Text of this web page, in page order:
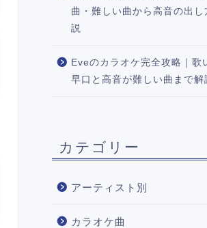
曲・難しい曲から高音の出し
説
Eveのカラオケ完全攻略｜歌
早口と高音が難しい曲まで解
カテゴリー
アーティスト別
カラオケ曲